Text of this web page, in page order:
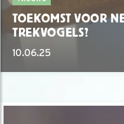
TOEKOMST VOOR
TREKVOGELS?
10.06.25